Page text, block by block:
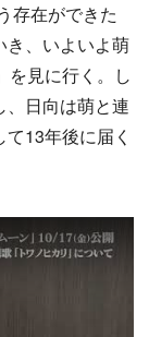
存在ができた
き、いよいよ萌
を見に行く。し
日向は萌と連
13年後に届く